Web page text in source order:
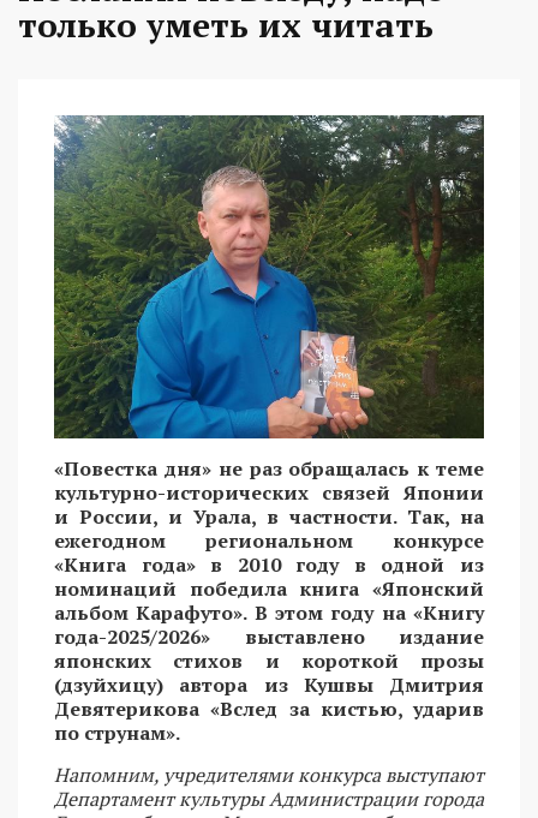
только уметь их читать
«Повестка дня» не раз обращалась к теме
культурно-исторических связей Японии
и России, и Урала, в частности. Так, на
ежегодном региональном конкурсе
«Книга года» в 2010 году в одной из
номинаций победила книга «Японский
альбом Карафуто». В этом году на «Книгу
года-2025/2026» выставлено издание
японских стихов и короткой прозы
(дзуйхицу) автора из Кушвы Дмитрия
Девятерикова «Вслед за кистью, ударив
по струнам».
Напомним, учредителями конкурса выступают
Департамент культуры Администрации города